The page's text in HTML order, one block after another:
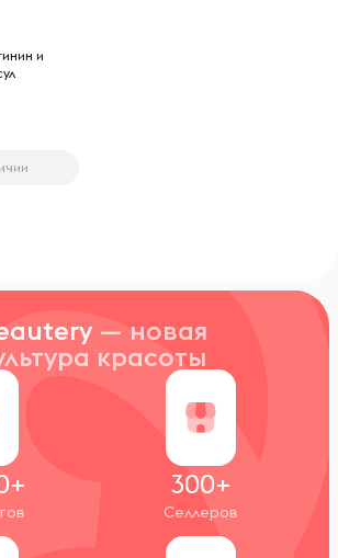
и
— новая
красоты
300+
Селлеров